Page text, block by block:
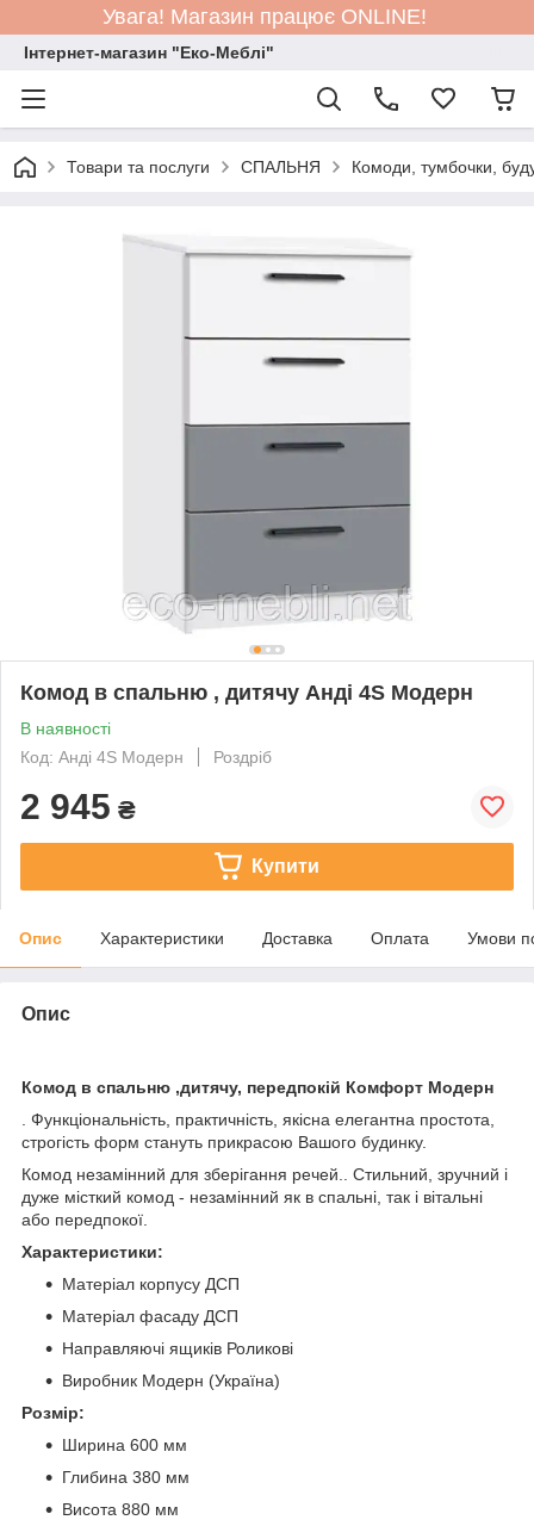
Увага! Магазин працює ONLINE!
Інтернет-магазин "Еко-Меблі"
Товари та послуги СПАЛЬНЯ Комоди, тумбочки,
Комод в спальню , дитячу Анді 4S Модерн
В наявності
Код: Анді 4S Модерн
Роздріб
2 945 ₴
Купити
Опис Характеристики Доставка Оплата Умови
Опис
Комод в спальню ,дитячу, передпокій Комфорт Модерн
. Функціональність, практичність, якісна елегантна простота,
строгість форм стануть прикрасою Вашого будинку.
Комод незамінний для зберігання речей.. Стильний, зручний і
дуже місткий комод - незамінний як в спальні, так і вітальні
або передпокої.
Характеристики:
Матеріал корпусу ДСП
Матеріал фасаду ДСП
Направляючі ящиків Роликові
Виробник Модерн (Україна)
Розмір:
Ширина 600 мм
Глибина 380 мм
Висота 880 мм